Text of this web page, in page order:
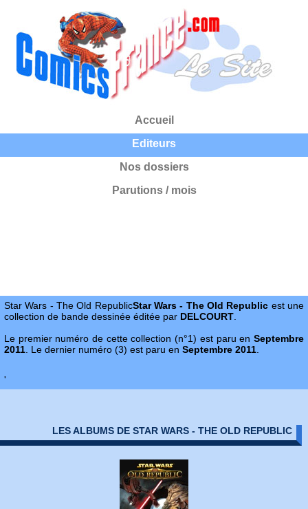
Accueil
Editeurs
Nos dossiers
Parutions / mois
Star Wars - The Old RepublicStar Wars - The Old Republic est une
collection de bande dessinée éditée par DELCOURT
Le premier numéro de cette collection (n°1) est paru en Septembre
2011 . Le dernier numéro (3) est paru en Septembre 2011
'
LES ALBUMS DE STAR WARS - THE OLD REPUBLIC